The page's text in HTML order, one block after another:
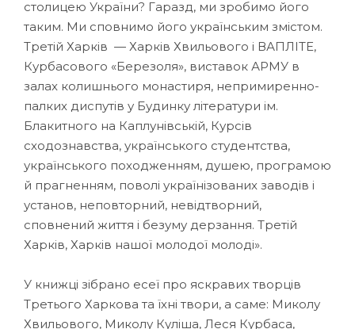
столицею України? Гаразд, ми зробимо його
таким. Ми сповнимо його українським змістом.
Третій Харків — Харків Хвильового і ВАПЛІТЕ,
Курбасового «Березоля», виставок АРМУ в
залах колишнього монастиря, непримиренно-
палких диспутів у Будинку літератури ім.
Блакитного на Каплунівській, Курсів
сходознавства, українського студентства,
українського походженням, душею, програмою
й прагненням, поволі українізованих заводів і
установ, неповторний, невідтворний,
сповнений життя і безуму дерзання. Третій
Харків, Харків нашої молодої молоді».
У книжці зібрано есеї про яскравих творців
Третього Харкова та їхні твори, а саме: Миколу
Хвильового, Миколу Куліша, Леся Курбаса,